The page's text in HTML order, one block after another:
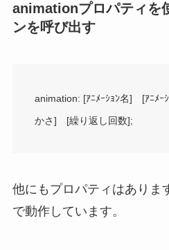
animationプロパティを
ンを呼び出す
animation: [ｱﾆﾒｰｼｮﾝ名] [ｱﾆﾒ
かさ] [繰り返し回数];
他にもプロパティはありま
で動作しています。